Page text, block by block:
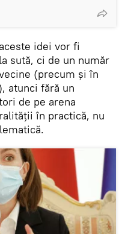
idei vor fi
sută, ci de un număr
(precum și în
atunci fără un
de pe arena
în practică, nu